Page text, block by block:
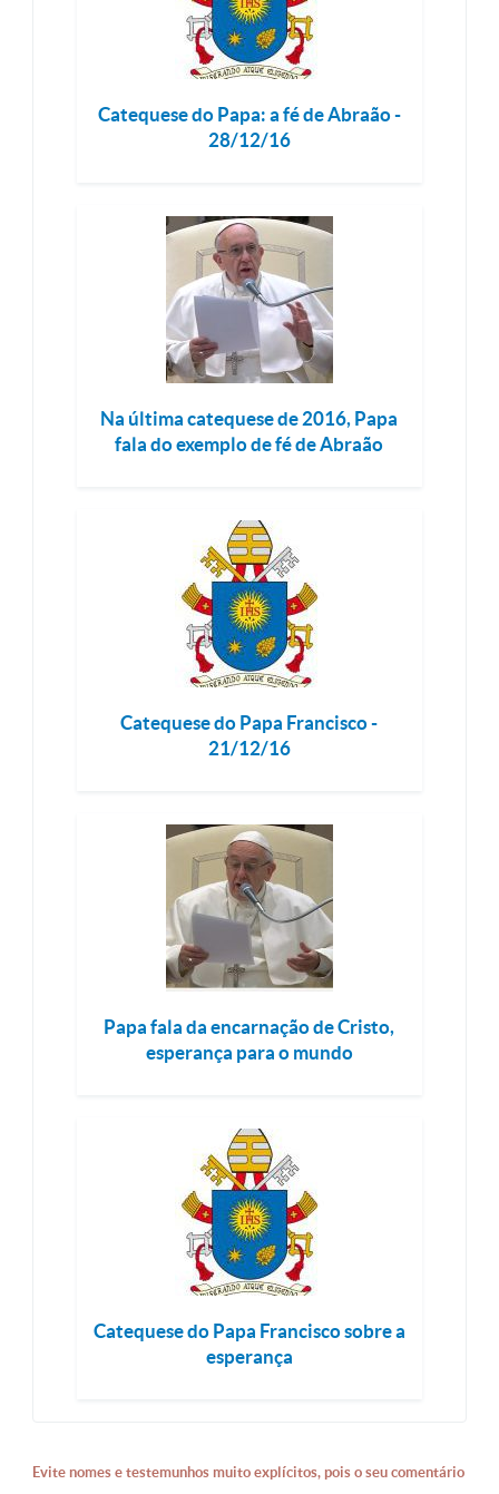
Catequese do Papa: a fé de Abraão -
28/12/16
Na última catequese de 2016, Papa
fala do exemplo de fé de Abraão
Catequese do Papa Francisco -
21/12/16
Papa fala da encarnação de Cristo,
esperança para o mundo
Catequese do Papa Francisco sobre a
esperança
Evite nomes e testemunhos muito explícitos, pois o seu comentário